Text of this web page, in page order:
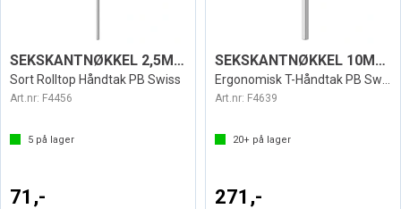
SEKSKANTNØKKEL 2,5MM ESD1123
Sort Rolltop Håndtak PB Swiss
Art.nr: F4456
5 på lager
71,-
SEKSKANTNØKKEL 10MM T SWISS 207L
Art.nr: F4639
20+ på lager
271,-